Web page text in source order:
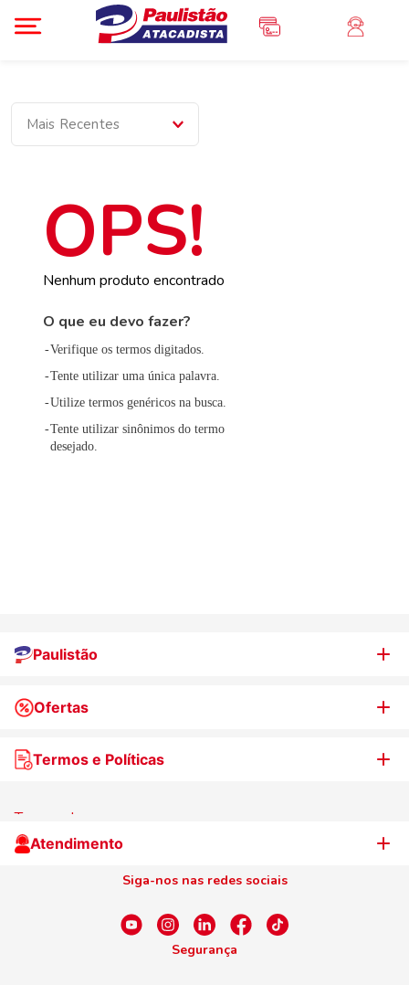
Mais Recentes
Nenhum produto encontrado
O que eu devo fazer?
Verifique os termos digitados.
Tente utilizar uma única palavra.
Utilize termos genéricos na busca.
Tente utilizar sinônimos do termo
desejado.
Paulistão
Quem somos
Nossas lojas
Nosso Cartão
Ofertas
WhatsApp de Ofertas
Televendas
Termos e Políticas
Termos de uso
Centro de Privacidade
Atendimento
Siga-nos nas redes sociais
Segurança